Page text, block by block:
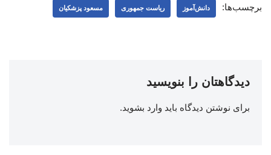
برچسب‌ها: دانش‌آموز ریاست جمهوری مسعود پزشکیان
دیدگاهتان را بنویسید
برای نوشتن دیدگاه باید وارد بشوید.